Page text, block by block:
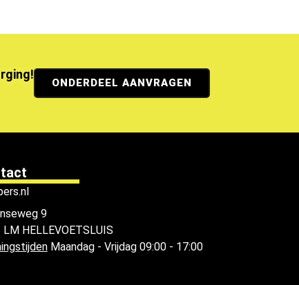
ONDERDEEL AANVRAGEN
9
HELLEVOETSLUIS
Maandag - Vrijdag 09:00 - 17:00